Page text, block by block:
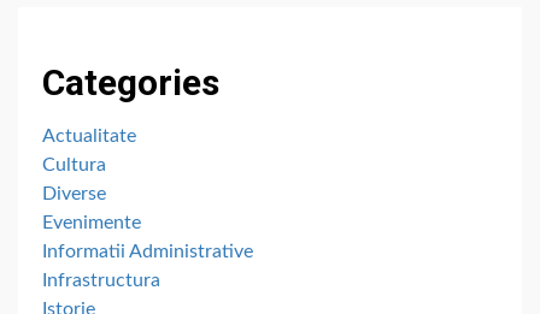
Categories
Actualitate
Cultura
Diverse
Evenimente
Informatii Administrative
Infrastructura
Istorie